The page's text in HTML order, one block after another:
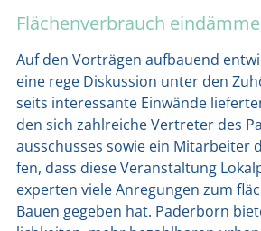
Flächenverbrauch
Auf den Vor­trä­gen auf­bau­end
eine rege Dis­kus­si­on unter den
seits inter­es­san­te Ein­wän­de
den sich zahl­rei­che Ver­tre­ter des
aus­schus­ses sowie ein Mit­ar­bei­ter
fen, dass die­se Ver­an­stal­tung
ex­per­ten vie­le Anre­gun­gen zum
Bau­en gege­ben hat. Pader­born